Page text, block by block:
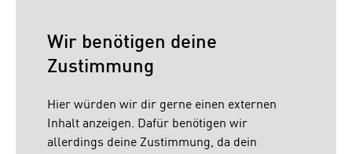
Wir benötigen deine
Zustimmung
Hier würden wir dir gerne einen externen
Inhalt anzeigen. Dafür benötigen wir
allerdings deine Zustimmung, da dein